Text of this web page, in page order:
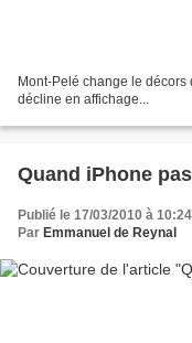
Mont-Pelé change le
décline en affichage...
Quand iPhone
Publié le 17/03/2010 à 10:24
Par Emmanuel de Reynal